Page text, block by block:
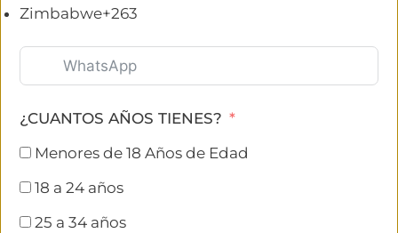
Zimbabwe+263
¿CUANTOS AÑOS TIENES?
Menores de 18 Años de Edad
18 a 24 años
25 a 34 años